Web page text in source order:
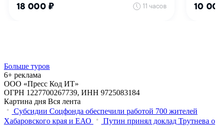
Больше туров
6+ реклама
ООО «Пресс Код ИТ»
ОГРН 1227700267739, ИНН 9725083184
Картина дня Вся лента
Субсидии Соцфонда обеспечили работой 700 жителей
Хабаровского края и ЕАО
Путин принял доклад Трутнева о